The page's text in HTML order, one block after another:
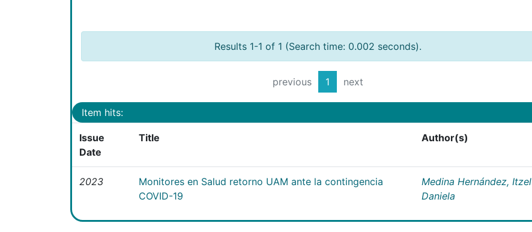
Results 1-1 of 1 (Search time: 0.002 seconds).
previous 1 next
Item hits:
Issue
Date
Title Author(s)
2023
Monitores en Salud retorno UAM ante la contingencia
COVID-19
Medina Hernández, Itzel
Daniela